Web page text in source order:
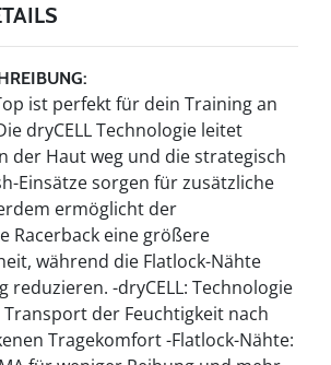
ist perfekt für dein Training an
dryCELL Technologie leitet
der Haut weg und die strategisch
Einsätze sorgen für zusätzliche
ermöglicht der
Racerback eine größere
während die Flatlock-Nähte
reduzieren. -dryCELL: Technologie
Transport der Feuchtigkeit nach
Tragekomfort -Flatlock-Nähte: